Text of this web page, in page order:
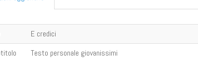
E credici
Testo personale giovanissimi